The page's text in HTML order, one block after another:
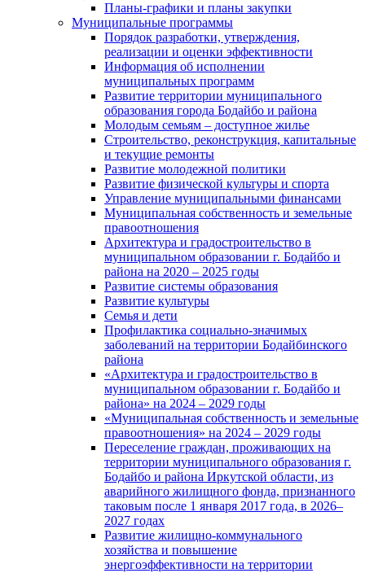
Планы-графики и планы закупки
Муниципальные программы
Порядок разработки, утверждения,
реализации и оценки эффективности
Информация об исполнении
муниципальных программ
Развитие территории муниципального
образования города Бодайбо и района
Молодым семьям – доступное жилье
Строительство, реконструкция, капитальные
и текущие ремонты
Развитие молодежной политики
Развитие физической культуры и спорта
Управление муниципальными финансами
Муниципальная собственность и земельные
правоотношения
Архитектура и градостроительство в
муниципальном образовании г. Бодайбо и
района на 2020 – 2025 годы
Развитие системы образования
Развитие культуры
Семья и дети
Профилактика социально-значимых
заболеваний на территории Бодайбинского
района
«Архитектура и градостроительство в
муниципальном образовании г. Бодайбо и
района» на 2024 – 2029 годы
«Муниципальная собственность и земельные
правоотношения» на 2024 – 2029 годы
Переселение граждан, проживающих на
территории муниципального образования г.
Бодайбо и района Иркутской области, из
аварийного жилищного фонда, признанного
таковым после 1 января 2017 года, в 2026–
2027 годах
Развитие жилищно-коммунального
хозяйства и повышение
энергоэффективности на территории